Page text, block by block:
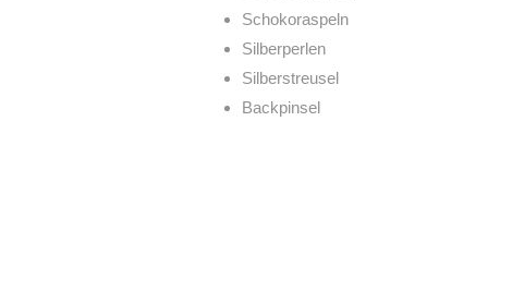
Schokoraspeln
Silberperlen
Silberstreusel
Backpinsel